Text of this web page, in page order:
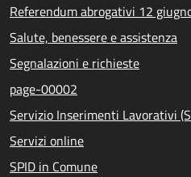
Referendum abrogativi 12
Salute, benessere e assistenza
Segnalazioni e richieste
page-00002
Servizio Inserimenti Lavorativi
Servizi online
SPID in Comune